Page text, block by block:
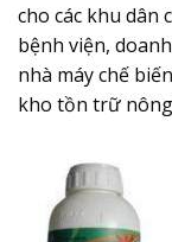
cho các khu dân
bệnh viện,
nhà máy chế
kho tồn trữ nông